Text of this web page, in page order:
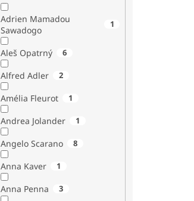
Adrien Mamadou
Sawadogo
1
Aleš Opatrný 6
Alfred Adler 2
Amélia Fleurot 1
Andrea Jolander 1
Angelo Scarano 8
Anna Kaver 1
Anna Penna 3